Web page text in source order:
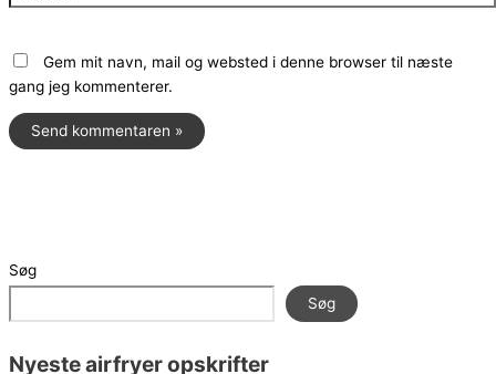
Gem mit navn, mail og websted i denne browser til næste
gang jeg kommenterer.
Søg
Søg
Nyeste airfryer opskrifter